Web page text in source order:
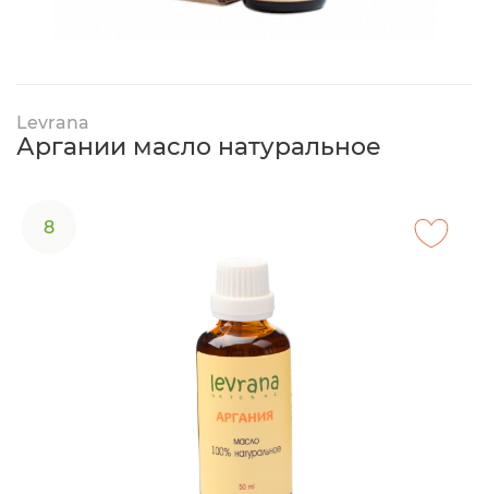
Levrana
Аргании масло натуральное
8